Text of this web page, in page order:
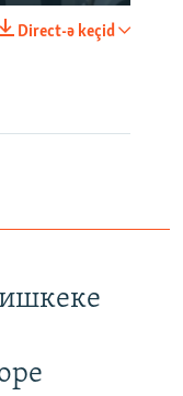
Direct-ə keçid